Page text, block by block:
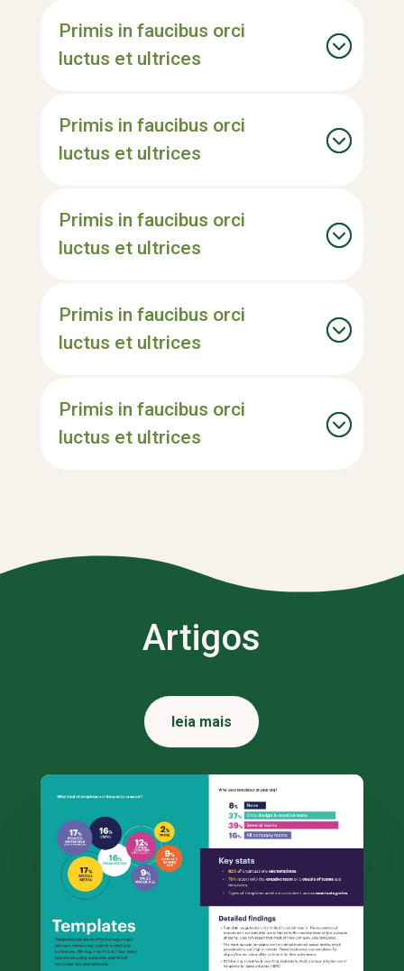
Primis in faucibus orci
luctus et ultrices
Primis in faucibus orci
luctus et ultrices
Primis in faucibus orci
luctus et ultrices
Primis in faucibus orci
luctus et ultrices
Primis in faucibus orci
luctus et ultrices
Artigos
leia mais